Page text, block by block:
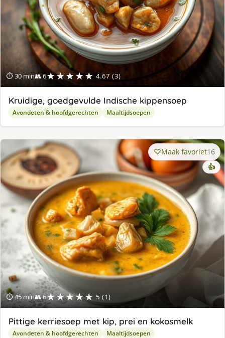
⏱ 30 min👥 6★★★★★ 4.67 (3)
Kruidige, goedgevulde Indische kippensoep
Avondeten & hoofdgerechten Maaltijdsoepen
⏱ 45 min👥 6★★★★★ 5 (1)
Maak favoriet16
👍
Pittige kerriesoep met kip, prei en kokosmelk
Avondeten & hoofdgerechten Maaltijdsoepen